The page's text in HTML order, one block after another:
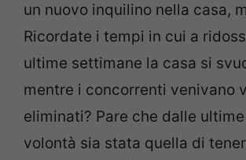
un nuovo inquilino nella casa,
Ricordate i tempi in cui a
ultime settimane la casa si
mentre i concorrenti venivano
eliminati? Pare che dalle
volontà sia stata quella di